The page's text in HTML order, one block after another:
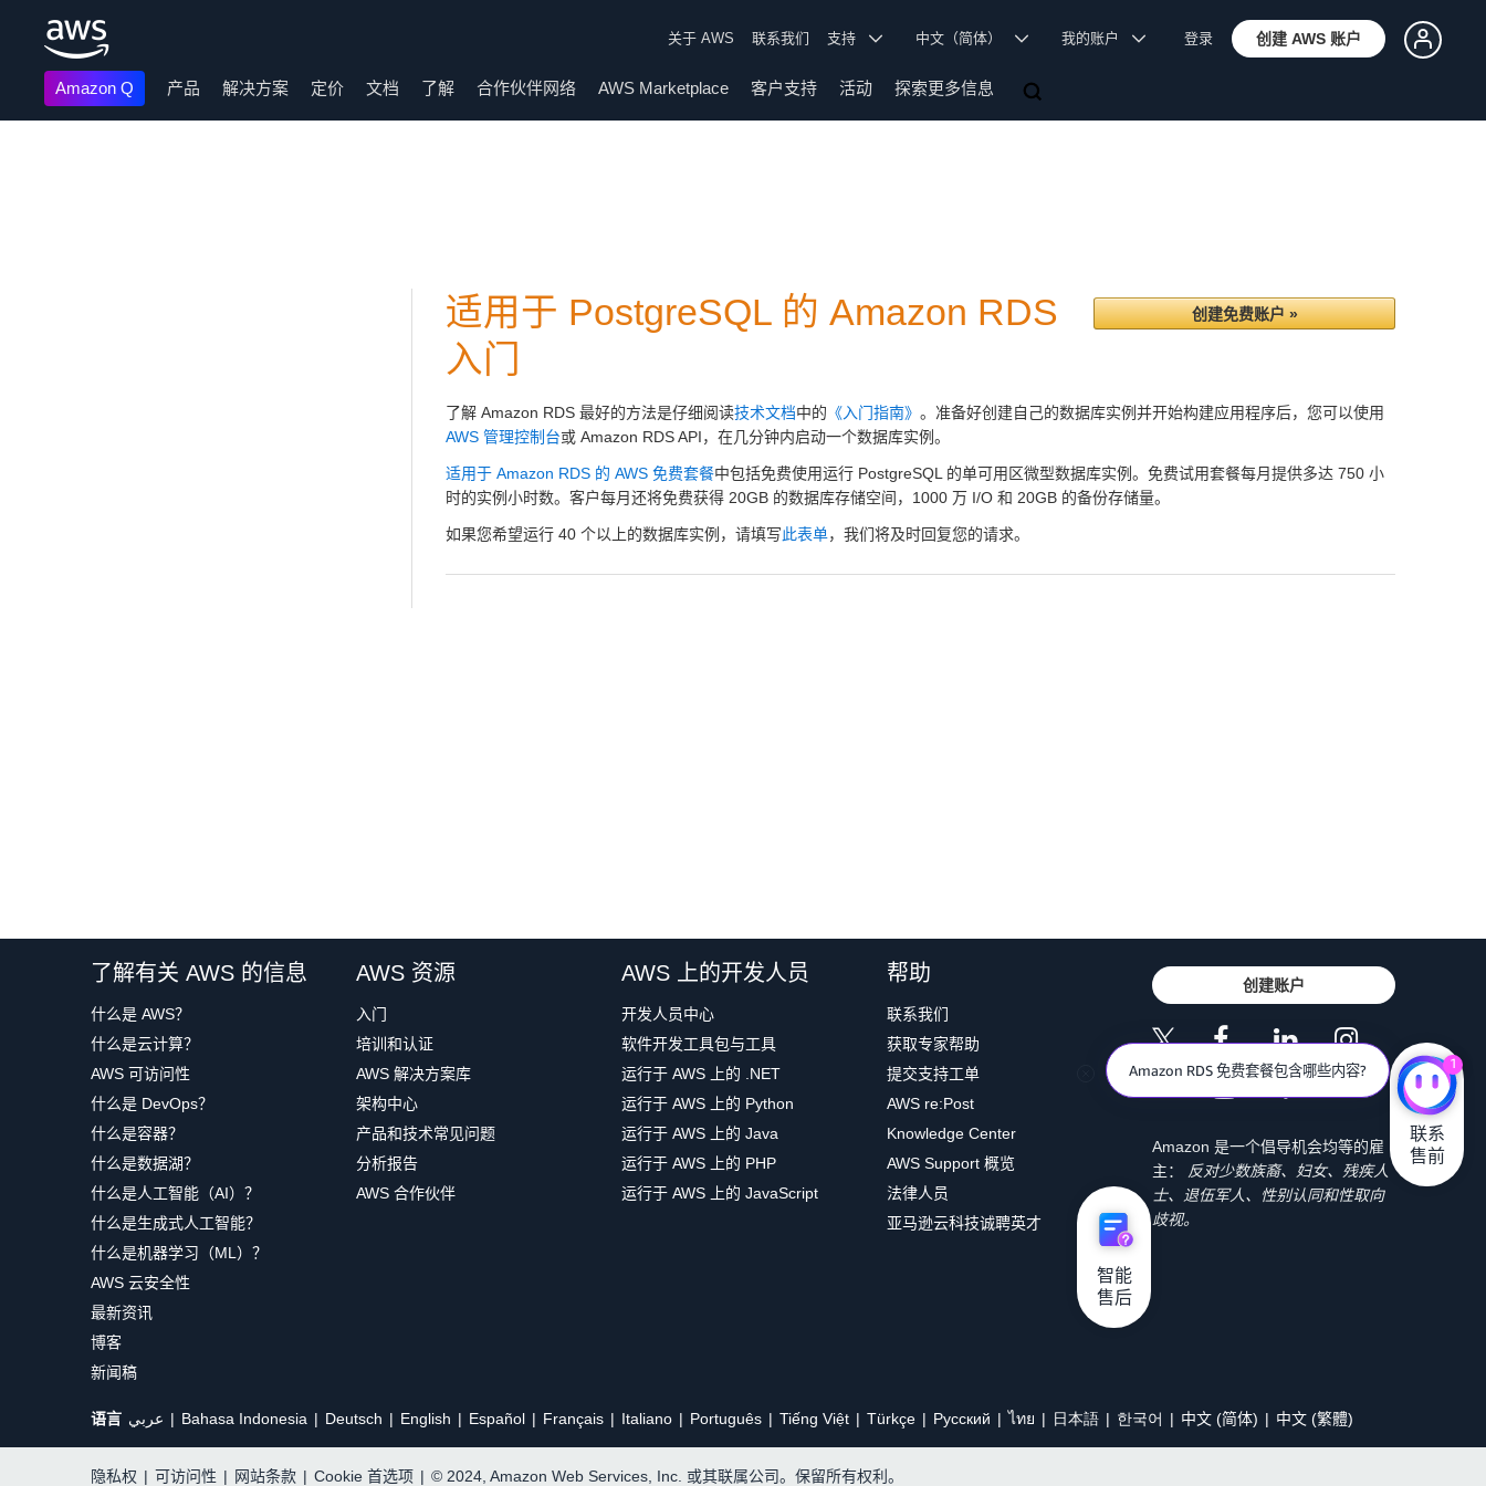
关于 AWS 联系我们 支持 中文（简体） 我的账户 登录 创建 AWS 账户
Amazon Q 产品 解决方案 定价 文档 了解 合作伙伴网络 AWS Marketplace 客户支持 活动 探索更多信息
适用于 PostgreSQL 的 Amazon RDS
入门
创建免费账户 »
了解 Amazon RDS 最好的方法是仔细阅读技术文档中的 《入门指南》 。准备好创建自己的数据库实例并开始构建应用程序后，您可以使用
AWS 管理控制台或 Amazon RDS API，在几分钟内启动一个数据库实例。
适用于 Amazon RDS 的 AWS 免费套餐中包括免费使用运行 PostgreSQL 的单可用区微型数据库实例。免费试用套餐每月提供多达 750 小
时的实例小时数。客户每月还将免费获得 20GB 的数据库存储空间，1000 万 I/O 和 20GB 的备份存储量。
如果您希望运行 40 个以上的数据库实例，请填写此表单，我们将及时回复您的请求。
了解有关 AWS 的信息
什么是 AWS？
什么是云计算？
AWS 可访问性
什么是 DevOps？
什么是容器？
什么是数据湖？
什么是人工智能（AI）？
什么是生成式人工智能？
什么是机器学习（ML）？
AWS 云安全性
最新资讯
博客
新闻稿
AWS 资源
入门
培训和认证
AWS 解决方案库
架构中心
产品和技术常见问题
分析报告
AWS 合作伙伴
AWS 上的开发人员
开发人员中心
软件开发工具包与工具
运行于 AWS 上的 .NET
运行于 AWS 上的 Python
运行于 AWS 上的 Java
运行于 AWS 上的 PHP
运行于 AWS 上的 JavaScript
帮助
联系我们
获取专家帮助
提交支持工单
AWS re:Post
Knowledge Center
AWS Support 概览
法律人员
亚马逊云科技诚聘英才
创建账户
Amazon 是一个倡导机会均等的雇
主：
反对少数族裔、妇女、残疾人
士、退伍军人、性别认同和性取向
歧视。
语言 عربي Bahasa Indonesia Deutsch English Español Français Italiano Português Tiếng Việt Türkçe Ρусский ไทย 日本語 한국어 中文 (简体) 中文 (繁體)
隐私权 | 可访问性 | 网站条款 | Cookie 首选项 | © 2024, Amazon Web Services, Inc. 或其联属公司。保留所有权利。
Amazon RDS 免费套餐包含哪些内容? 1
联系
售前
智能
售后